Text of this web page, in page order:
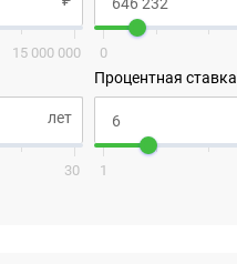
15 000 000
30
0
Процентная ставка
1